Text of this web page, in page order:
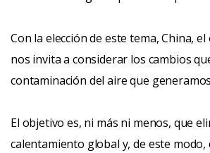
Con la elección de este tema, China,
nos invita a considerar los cambios
contaminación del aire que
El objetivo es, ni más ni menos, que
calentamiento global y, de este